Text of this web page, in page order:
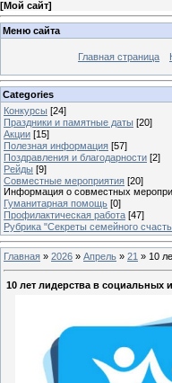
[Мой сайт]
Меню сайта
Главная страница
Categories
Конкурсы [24]
Праздники и памятные даты [20]
Акции [15]
Полезная информация [57]
Поздравления и благодарности [2]
Рейды [9]
Совместные мероприятия [20]
Информация о совместных
Гуманитарная помощь [0]
Профилактическая работа [47]
Рубрика "Секреты семейного
Главная » 2026 » Апрель » 21 » 10
10 лет лидерства в социальных